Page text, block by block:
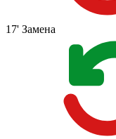
17' Замена